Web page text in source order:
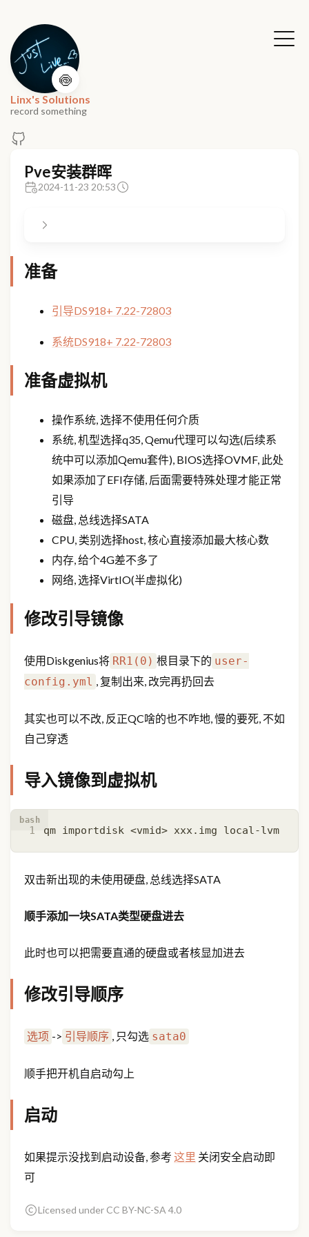
🍥
Linx's Solutions
record something
Pve安装群晖
2024-11-23 20:53
准备
引导DS918+ 7.22-72803
系统DS918+ 7.22-72803
准备虚拟机
操作系统, 选择不使用任何介质
系统, 机型选择q35, Qemu代理可以勾选(后续系
统中可以添加Qemu套件), BIOS选择OVMF, 此处
如果添加了EFI存储, 后面需要特殊处理才能正常
引导
磁盘, 总线选择SATA
CPU, 类别选择host, 核心直接添加最大核心数
内存, 给个4G差不多了
网络, 选择VirtIO(半虚拟化)
修改引导镜像
使用Diskgenius将 RR1(0) 根目录下的 user-
config.yml
, 复制出来, 改完再扔回去
其实也可以不改, 反正QC啥的也不咋地, 慢的要死, 不如
自己穿透
导入镜像到虚拟机
bash
双击新出现的未使用硬盘, 总线选择SATA
顺手添加一块SATA类型硬盘进去
此时也可以把需要直通的硬盘或者核显加进去
修改引导顺序
选项 -> 引导顺序 , 只勾选 sata0
顺手把开机自启动勾上
启动
如果提示没找到启动设备, 参考 这里 关闭安全启动即
可
Licensed under CC BY-NC-SA 4.0